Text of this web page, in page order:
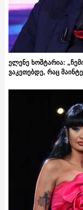
ელენე ხოშტარია:
ვაკეთებდე, რაც